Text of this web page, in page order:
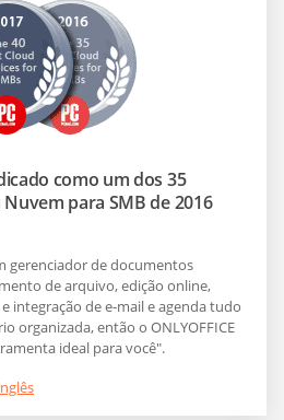
como um dos 35
para SMB de 2016
gerenciador de documentos
de arquivo, edição online,
integração de e-mail e agenda tudo
organizada, então o ONLYOFFICE
ideal para você".